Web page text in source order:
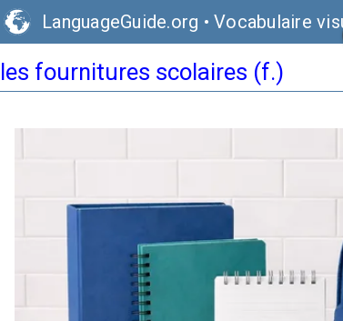
LanguageGuide.org • Vocabulaire
les fournitures scolaires (f.)